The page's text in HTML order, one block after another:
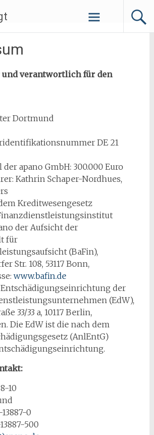
und verantwortlich für den
Dortmund
DE 21
apano GmbH: 300.000 Euro
Kathrin Schaper-Nordhues,
Kreditwesengesetz
der Aufsicht der
für
(BaFin),
Str. 108, 53117 Bonn,
www.bafin.de
der
(EdW),
33/33 a, 10117 Berlin,
Die EdW ist die nach dem
(AnlEntG)
10
0
500